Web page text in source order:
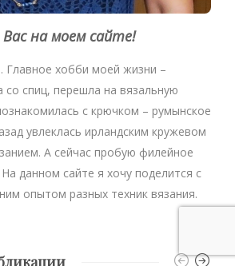
на моем сайте!
Главное хобби моей жизни –
со спиц, перешла на вязальную
с крючком – румынское
увлеклась ирландским кружевом
А сейчас пробую филейное
данном сайте я хочу поделится с
опытом разных техник вязания.